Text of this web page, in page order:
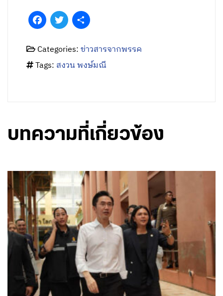
FacebookTwitter
Categories:ข่าวสารจากพรรค
Tags: สงวน พงษ์มณี
บทความที่เกี่ยวข้อง